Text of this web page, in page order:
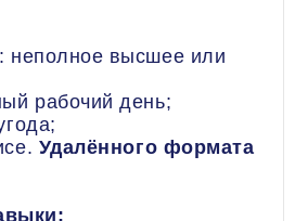
неполное высшее или
рабочий день;
Удалённого формата